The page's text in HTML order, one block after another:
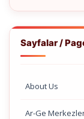
Sayfalar /
About Us
Ar-Ge